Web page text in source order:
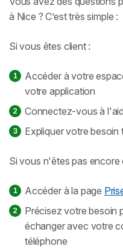
à Nice ? C’est très simple :
Si vous êtes client :
Accéder à votre
votre application
Connectez-vous à
Expliquer votre besoin
Si vous n'êtes pas encore
Accéder à la page
Précisez votre besoin
échanger avec votre
téléphone